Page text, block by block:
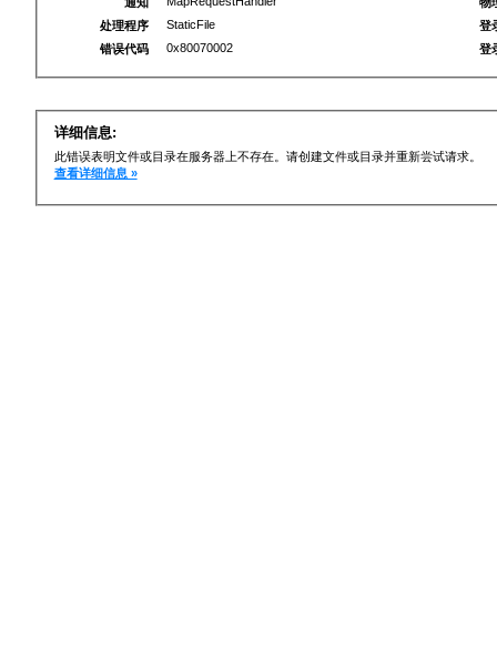
处理程序
StaticFile
错误代码
0x80070002
登
登
详细信息:
此错误表明文件或目录在服务器上不存在。请创建文件或目录并重新尝试请求。
查看详细信息 »